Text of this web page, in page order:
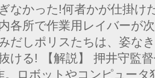
なかった!何者かが仕掛け
各所で作業用レイバーが
だしポリスたちは、姿な
ける! 【解説】 押井守監
。ロボットやコンピュー